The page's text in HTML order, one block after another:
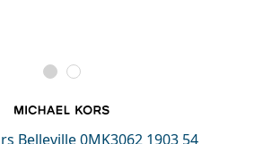
Belleville 0MK3062 1903 54